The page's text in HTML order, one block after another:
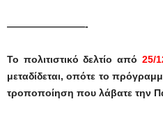
————————-
Το πολιτιστικό δελτίο από 25/
μεταδίδεται, οπότε το
τροποποίηση που λάβατε την